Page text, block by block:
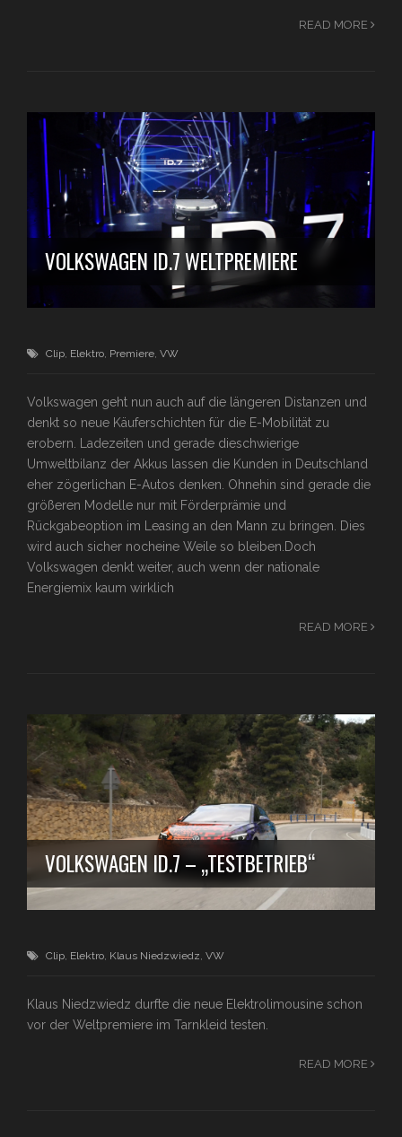
READ MORE
VOLKSWAGEN ID.7 WELTPREMIERE
Clip, Elektro, Premiere, VW
Volkswagen geht nun auch auf die längeren Distanzen und
denkt so neue Käuferschichten für die E-Mobilität zu
erobern. Ladezeiten und gerade dieschwierige
Umweltbilanz der Akkus lassen die Kunden in Deutschland
eher zögerlichan E-Autos denken. Ohnehin sind gerade die
größeren Modelle nur mit Förderprämie und
Rückgabeoption im Leasing an den Mann zu bringen. Dies
wird auch sicher nocheine Weile so bleiben.Doch
Volkswagen denkt weiter, auch wenn der nationale
Energiemix kaum wirklich
READ MORE
VOLKSWAGEN ID.7 – „TESTBETRIEB“
Clip, Elektro, Klaus Niedzwiedz, VW
Klaus Niedzwiedz durfte die neue Elektrolimousine schon
vor der Weltpremiere im Tarnkleid testen.
READ MORE